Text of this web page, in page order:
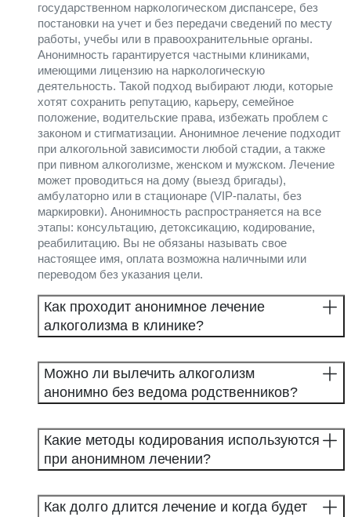
государственном наркологическом диспансере, без
постановки на учет и без передачи сведений по месту
работы, учебы или в правоохранительные органы.
Анонимность гарантируется частными клиниками,
имеющими лицензию на наркологическую
деятельность. Такой подход выбирают люди, которые
хотят сохранить репутацию, карьеру, семейное
положение, водительские права, избежать проблем с
законом и стигматизации. Анонимное лечение подходит
при алкогольной зависимости любой стадии, а также
при пивном алкоголизме, женском и мужском. Лечение
может проводиться на дому (выезд бригады),
амбулаторно или в стационаре (VIP-палаты, без
маркировки). Анонимность распространяется на все
этапы: консультацию, детоксикацию, кодирование,
реабилитацию. Вы не обязаны называть свое
настоящее имя, оплата возможна наличными или
переводом без указания цели.
Как проходит анонимное лечение
алкоголизма в клинике?
Можно ли вылечить алкоголизм
анонимно без ведома родственников?
Какие методы кодирования используются
при анонимном лечении?
Как долго длится лечение и когда будет